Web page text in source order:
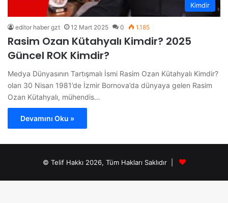
Kimdir
editor haber gzt 12 Mart 2025 0 1.185
Rasim Ozan Kütahyalı Kimdir? 2025
Güncel ROK Kimdir?
Medya Dünyasının Tartışmalı İsmi Rasim Ozan Kütahyalı Kimdir?
olan 30 Nisan 1981’de İzmir Bornova’da dünyaya gelen Rasim
Ozan Kütahyalı, mühendis…
Devamını Oku »
© Telif Hakkı 2026, Tüm Hakları Saklıdır |